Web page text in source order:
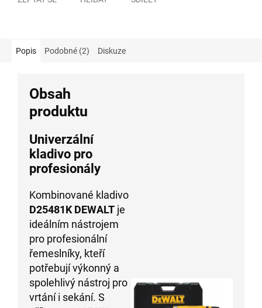
Popis Podobné (2) Diskuze
Obsah
produktu
Univerzální
kladivo pro
profesionály
Kombinované kladivo
D25481K DEWALT je
ideálním nástrojem
pro profesionální
řemeslníky, kteří
potřebují výkonný a
spolehlivý nástroj pro
vrtání i sekání. S